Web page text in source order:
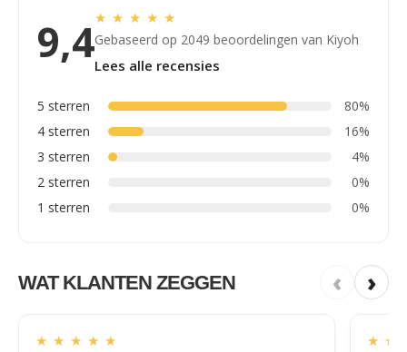
9,4★ ★ ★ ★ ★
Gebaseerd op 2049 beoordelingen van Kiyoh
Lees alle recensies
5 sterren
80%
4 sterren
16%
3 sterren
4%
2 sterren
0%
1 sterren
0%
WAT KLANTEN ZEGGEN ‹ ›
★ ★ ★ ★ ★ ★ ★